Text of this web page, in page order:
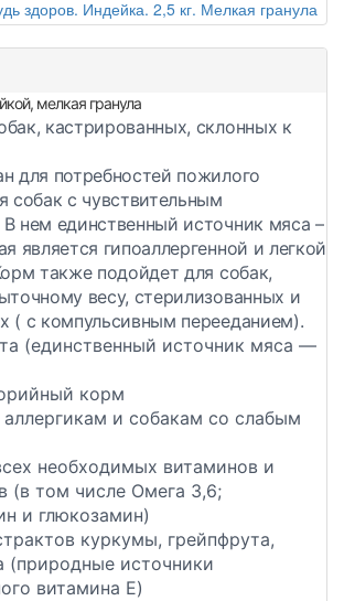
мелкая гранула
кастрированных, склонных к
для потребностей пожилого
собак с чувствительным
нем единственный источник мяса –
является гипоаллергенной и легкой
также подойдет для собак,
весу, стерилизованных и
( с компульсивным перееданием).
(единственный источник мяса —
корм
и собакам со слабым
необходимых витаминов и
(в том числе Омега 3,6;
и глюкозамин)
куркумы, грейпфрута,
(природные источники
витамина E)